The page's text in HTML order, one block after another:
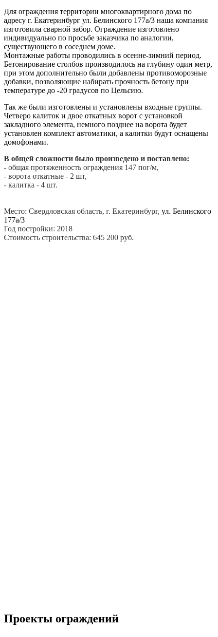
Для ограждения территории многоквартирного дома по
адресу г. Екатеринбург ул. Белинского 177а/3 наша компания
изготовила сварной забор. Ограждение изготовлено
индивидуально по просьбе заказчика по аналогии,
существующего в соседнем доме.
Монтажные работы проводились в осенне-зимний период.
Бетонирование столбов производилось на глубину один метр,
при этом дополнительно были добавлены противоморозные
добавки, позволяющие набирать прочность бетону при
температуре до -20 градусов по Цельсию.
Так же были изготовлены и установлены входные группы.
Четверо калиток и двое откатных ворот с установкой
закладного элемента, немного позднее на ворота будет
установлен комплект автоматики, а калитки будут оснащены
домофонами.
В общей сложности было произведено и поставлено:
- общая протяженность ограждения 147 пог/м,
- ворота откатные - 2 шт,
- калитка - 4 шт.
Место: Свердловская область, г. Екатеринбург, ул. Белинского
177а/3
Год постройки: 2018
Стоимость строительства: 645 200 руб.
Проекты ограждений